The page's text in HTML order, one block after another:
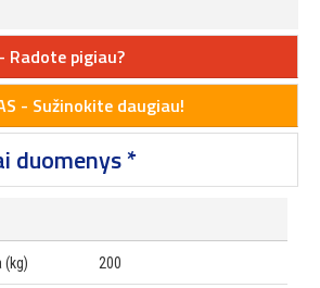
Radote pigiau?
- Sužinokite daugiau!
duomenys *
(kg) 200